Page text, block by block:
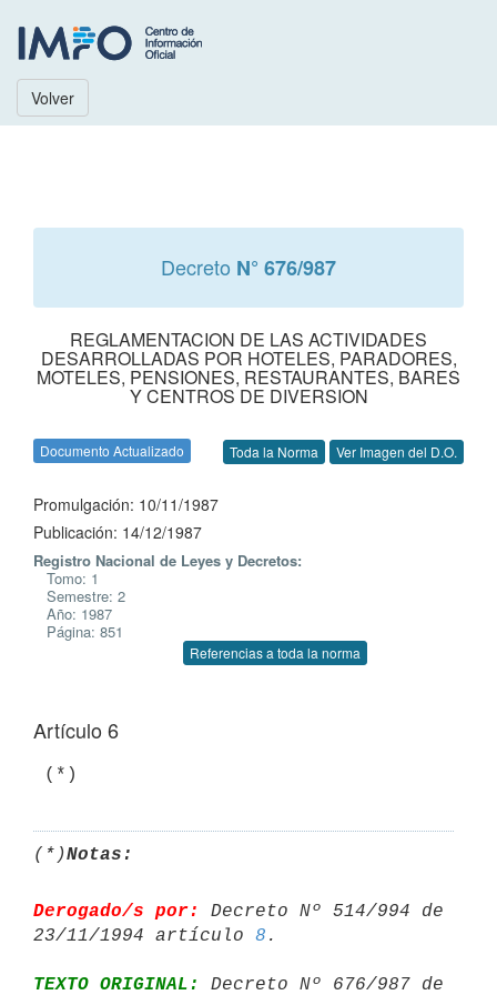
Volver
Decreto N° 676/987
REGLAMENTACION DE LAS ACTIVIDADES
DESARROLLADAS POR HOTELES, PARADORES,
MOTELES, PENSIONES, RESTAURANTES, BARES
Y CENTROS DE DIVERSION
Documento Actualizado Toda la Norma Ver Imagen del D.O.
Promulgación: 10/11/1987
Publicación: 14/12/1987
Registro Nacional de Leyes y Decretos:
Tomo: 1
Semestre: 2
Año: 1987
Página: 851
Referencias a toda la norma
Artículo 6
(*)Notas:
Derogado/s por:
Decreto Nº 514/994 de
23/11/1994 artículo 8
TEXTO ORIGINAL: Decreto Nº 676/987 de